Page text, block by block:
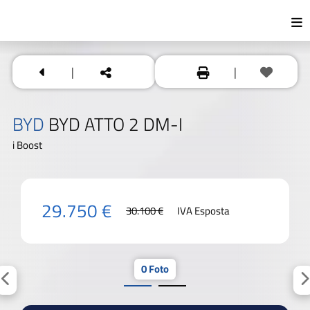
| |
BYD BYD ATTO 2 DM-I
i Boost
29.750 € 30.100 € IVA Esposta
0 Foto